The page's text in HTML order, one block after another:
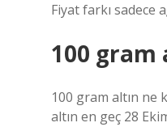
Fiyat farkı sadece
100 gram
100 gram altın ne
altın en geç 28